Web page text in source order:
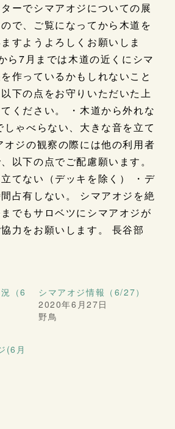
ーでシマアオジについての展
で、ご覧になってから木道を
すようよろしくお願いしま
ら7月までは木道の近くにシマ
作っているかもしれないこと
下の点をお守りいただいた上
ください。 ・木道から外れな
ゃべらない、大きな音を立て
オジの観察の際には他の利用者
以下の点でご配慮願います。
てない（デッキを除く） ・デ
占有しない。 シマアオジを絶
でもサロベツにシマアオジが
力をお願いします。 長谷部
（6
シマアオジ情報（6/27）
2020年6月27日
野鳥
(6月